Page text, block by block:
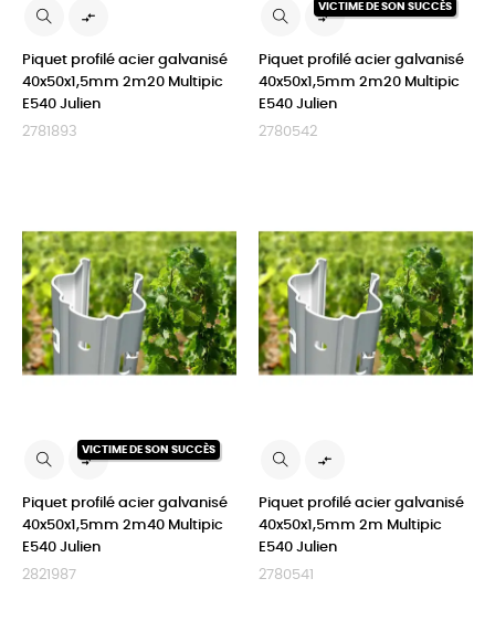

Piquet profilé acier galvanisé
40x50x1,5mm 2m20 Multipic
E540 Julien
2781893
VICTIME DE SON SUCCÈS

Piquet profilé acier galvanisé
40x50x1,5mm 2m20 Multipic
E540 Julien
2780542
VICTIME DE SON SUCCÈS

Piquet profilé acier galvanisé
40x50x1,5mm 2m40 Multipic
E540 Julien
2821987

Piquet profilé acier galvanisé
40x50x1,5mm 2m Multipic
E540 Julien
2780541